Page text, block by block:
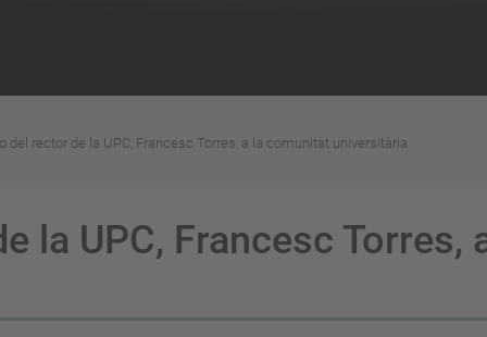
del rector de la UPC, Francesc Torres, a la comunitat universitària
la UPC, Francesc Torres,